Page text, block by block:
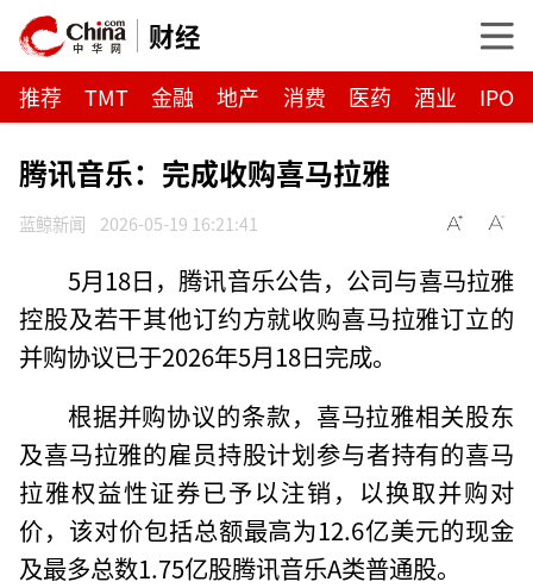
财经
推荐 TMT 金融 地产 消费 医药 酒业 IPO
腾讯音乐：完成收购喜马拉雅
蓝鲸新闻 2026-05-19 16:21:41
5月18日，腾讯音乐公告，公司与喜马拉雅
控股及若干其他订约方就收购喜马拉雅订立的
并购协议已于2026年5月18日完成。
根据并购协议的条款，喜马拉雅相关股东
及喜马拉雅的雇员持股计划参与者持有的喜马
拉雅权益性证券已予以注销，以换取并购对
价，该对价包括总额最高为12.6亿美元的现金
及最多总数1.75亿股腾讯音乐A类普通股。